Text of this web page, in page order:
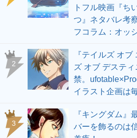
トフル映画『ち
つ』ネタバレ考
フコラム：オッ
2
『テイルズ オ
ズ オブ デステ
禁。
イラスト企画は
3
『キングダム』
バーを飾るのは